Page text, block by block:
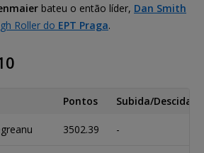
bateu o então líder, Dan Smith
Roller do EPT Praga.
Pontos Subida/Descida
3502.39 -